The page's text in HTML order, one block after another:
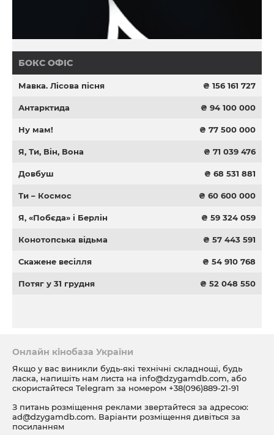
БОКС ОФІС
Мавка. Лісова пісня ₴ 156 161 727
Антарктида ₴ 94 100 000
Ну мам! ₴ 77 500 000
Я, Ти, Він, Вона ₴ 71 039 476
Довбуш ₴ 68 531 881
Ти – Космос ₴ 60 600 000
Я, «Побєда» і Берлін ₴ 59 324 059
Конотопська відьма ₴ 57 443 591
Скажене весілля ₴ 54 910 768
Потяг у 31 грудня ₴ 52 048 550
Онлайн кінобаза України
Якщо у вас виникли будь-які технічні складнощі, будь
ласка, напишіть нам листа на info@dzygamdb.com, або
скористайтеся Telegram за номером +38(096)889-21-91
З питань розміщення реклами звертайтеся за адресою:
ad@dzygamdb.com. Варіанти розміщення дивіться за
посиланням